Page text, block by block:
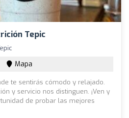
Tepic
Mapa
te sentirás cómodo y relajado.
y servicio nos distinguen. ¡Ven y
de probar las mejores